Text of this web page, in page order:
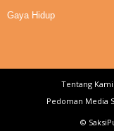
Gaya Hidup
Tentang Kami
Pedoman Media
©